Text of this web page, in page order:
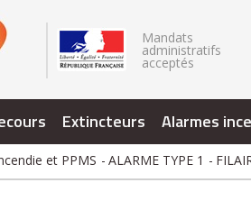
Mandats
administratifs
acceptés
Extincteurs Alarmes
et PPMS ALARME TYPE 1